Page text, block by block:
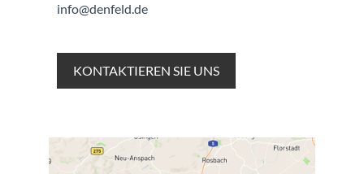
info@denfeld.de
KONTAKTIEREN SIE UNS